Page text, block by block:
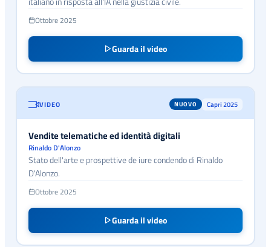
Ottobre 2025
Guarda il video
VIDEO NUOVO Capri 2025
Vendite telematiche ed identità digitali
Rinaldo D'Alonzo
Stato dell'arte e prospettive de iure condendo di Rinaldo
D'Alonzo.
Ottobre 2025
Guarda il video